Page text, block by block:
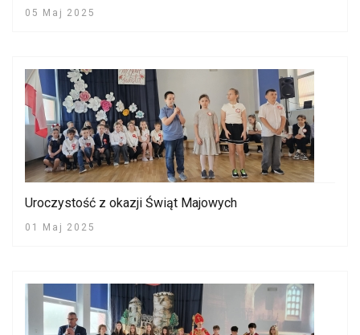
05 Maj 2025
Uroczystość z okazji Świąt Majowych
01 Maj 2025